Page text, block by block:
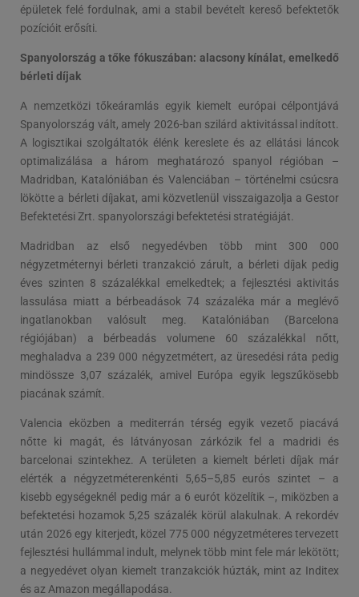
épületek felé fordulnak, ami a stabil bevételt kereső befektetők
pozícióit erősíti.
Spanyolország a tőke fókuszában: alacsony kínálat, emelkedő
bérleti díjak
A nemzetközi tőkeáramlás egyik kiemelt európai célpontjává
Spanyolország vált, amely 2026-ban szilárd aktivitással indított.
A logisztikai szolgáltatók élénk kereslete és az ellátási láncok
optimalizálása a három meghatározó spanyol régióban –
Madridban, Katalóniában és Valenciában – történelmi csúcsra
lökötte a bérleti díjakat, ami közvetlenül visszaigazolja a Gestor
Befektetési Zrt. spanyolországi befektetési stratégiáját.
Madridban az első negyedévben több mint 300 000
négyzetméternyi bérleti tranzakció zárult, a bérleti díjak pedig
éves szinten 8 százalékkal emelkedtek; a fejlesztési aktivitás
lassulása miatt a bérbeadások 74 százaléka már a meglévő
ingatlanokban valósult meg. Katalóniában (Barcelona
régiójában) a bérbeadás volumene 60 százalékkal nőtt,
meghaladva a 239 000 négyzetmétert, az üresedési ráta pedig
mindössze 3,07 százalék, amivel Európa egyik legszűkösebb
piacának számít.
Valencia eközben a mediterrán térség egyik vezető piacává
nőtte ki magát, és látványosan zárkózik fel a madridi és
barcelonai szintekhez. A területen a kiemelt bérleti díjak már
elérték a négyzetméterenkénti 5,65–5,85 eurós szintet – a
kisebb egységeknél pedig már a 6 eurót közelítik –, miközben a
befektetési hozamok 5,25 százalék körül alakulnak. A rekordév
után 2026 egy kiterjedt, közel 775 000 négyzetméteres tervezett
fejlesztési hullámmal indult, melynek több mint fele már lekötött;
a negyedévet olyan kiemelt tranzakciók húzták, mint az Inditex
és az Amazon megállapodása.